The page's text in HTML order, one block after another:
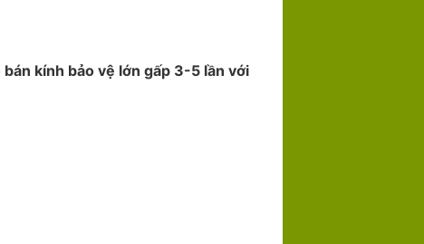
kính bảo vệ lớn gấp 3-5 lần với